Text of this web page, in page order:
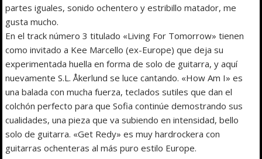
partes iguales, sonido ochentero y estribillo matador, me
gusta mucho.
En el track número 3 titulado «Living For Tomorrow» tienen
como invitado a Kee Marcello (ex-Europe) que deja su
experimentada huella en forma de solo de guitarra, y aquí
nuevamente S.L. Åkerlund se luce cantando. «How Am I» es
una balada con mucha fuerza, teclados sutiles que dan el
colchón perfecto para que Sofia continúe demostrando sus
cualidades, una pieza que va subiendo en intensidad, bello
solo de guitarra. «Get Redy» es muy hardrockera con
guitarras ochenteras al más puro estilo Europe.